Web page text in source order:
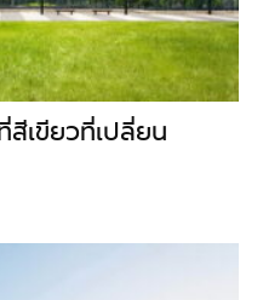
เขียวที่เปลี่ยน